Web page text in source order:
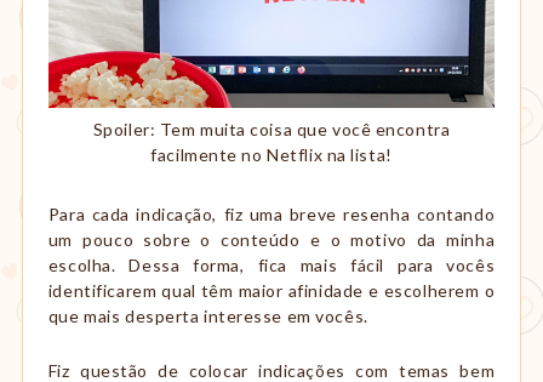
Spoiler: Tem muita coisa que você encontra
facilmente no Netflix na lista!
Para cada indicação, fiz uma breve resenha contando
um pouco sobre o conteúdo e o motivo da minha
escolha. Dessa forma, fica mais fácil para vocês
identificarem qual têm maior afinidade e escolherem o
que mais desperta interesse em vocês.
Fiz questão de colocar indicações com temas bem